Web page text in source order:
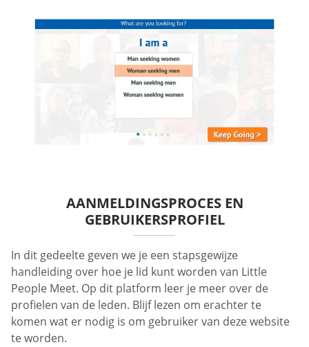
AANMELDINGSPROCES EN
GEBRUIKERSPROFIEL
In dit gedeelte geven we je een stapsgewijze
handleiding over hoe je lid kunt worden van Little
People Meet. Op dit platform leer je meer over de
profielen van de leden. Blijf lezen om erachter te
komen wat er nodig is om gebruiker van deze website
te worden.